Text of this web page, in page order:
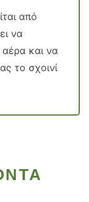
από
να
αέρα και να
το σχοινί